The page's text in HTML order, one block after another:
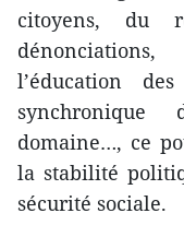
citoyens, du
l’éducation
domaine…, ce
la stabilité
sécurité sociale.